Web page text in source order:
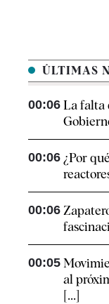
ÚLTIMAS
00:06 La falta
00:06 ¿Por
00:06
00:05
al
[...]